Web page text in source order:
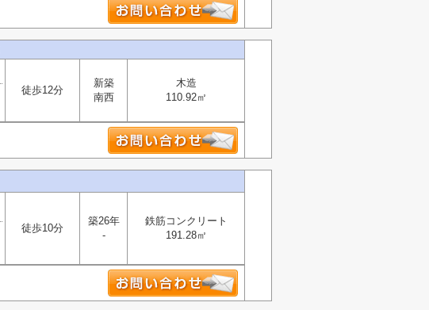
徒歩12分
新築
南西
木造
110.92㎡
徒歩10分
築26年
-
鉄筋コンクリート
191.28㎡